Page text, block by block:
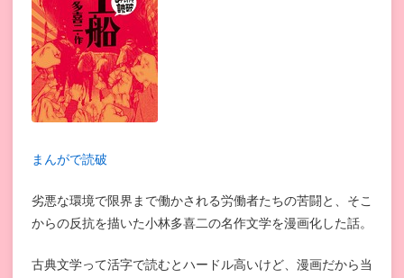
まんがで読破
劣悪な環境で限界まで働かされる労働者たちの苦闘と、そこ
からの反抗を描いた小林多喜二の名作文学を漫画化した話。
古典文学って活字で読むとハードル高いけど、漫画だから当